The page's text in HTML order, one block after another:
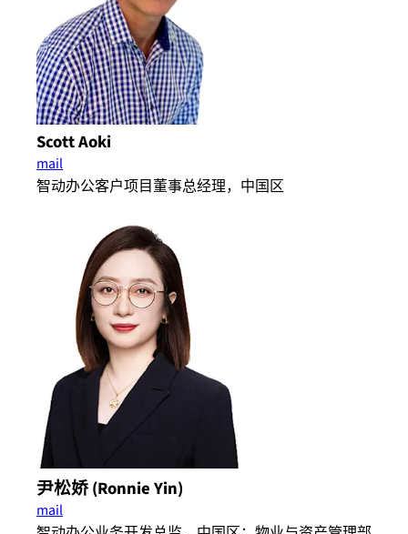
Scott Aoki
mail
智动办公客户项目董事总经理​，中国区
尹松娇 (Ronnie Yin)
mail